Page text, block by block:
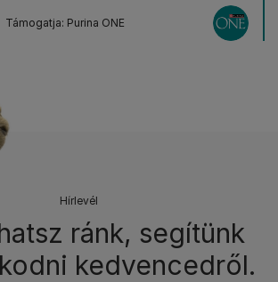
Támogatja: Purina ONE
Hírlevél​
ránk, segítünk
kedvencedről.​